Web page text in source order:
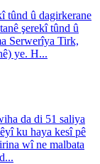
tûnd û dagirkerane
şerekî tûnd û
Serwerîya Tirk,
ye. H...
da di 51 saliya
ku haya kesî pê
wî ne malbata